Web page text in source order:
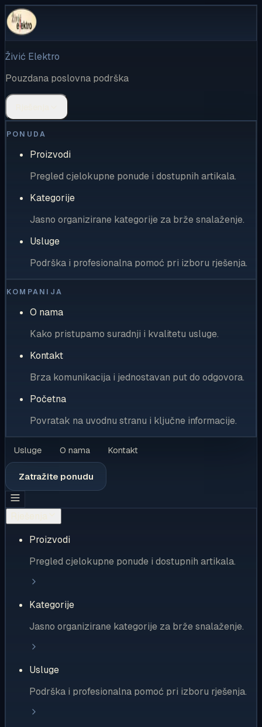
Živić Elektro
Pouzdana poslovna podrška
PONUDA
Proizvodi
Pregled cjelokupne ponude i dostupnih artikala.
Kategorije
Jasno organizirane kategorije za brže snalaženje.
Usluge
Podrška i profesionalna pomoć pri izboru rješenja.
KOMPANIJA
O nama
Kako pristupamo suradnji i kvalitetu usluge.
Kontakt
Brza komunikacija i jednostavan put do odgovora.
Početna
Povratak na uvodnu stranu i ključne informacije.
Usluge O nama Kontakt
Zatražite ponudu
Proizvodi
Pregled cjelokupne ponude i dostupnih artikala.
Kategorije
Jasno organizirane kategorije za brže snalaženje.
Usluge
Podrška i profesionalna pomoć pri izboru rješenja.